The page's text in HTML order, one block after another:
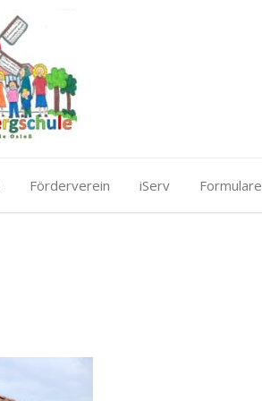
Förderverein iServ Formulare